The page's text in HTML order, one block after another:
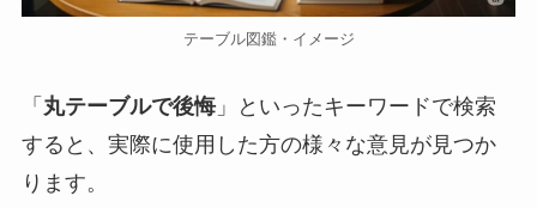
テーブル図鑑・イメージ
「 丸テーブルで後悔」といったキーワードで検索
すると、実際に使用した方の様々な意見が見つか
ります。